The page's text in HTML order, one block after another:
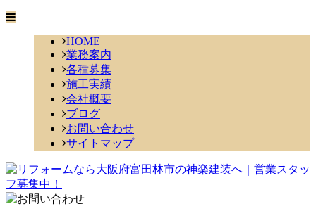
HOME
業務案内
各種募集
施工実績
会社概要
ブログ
お問い合わせ
サイトマップ